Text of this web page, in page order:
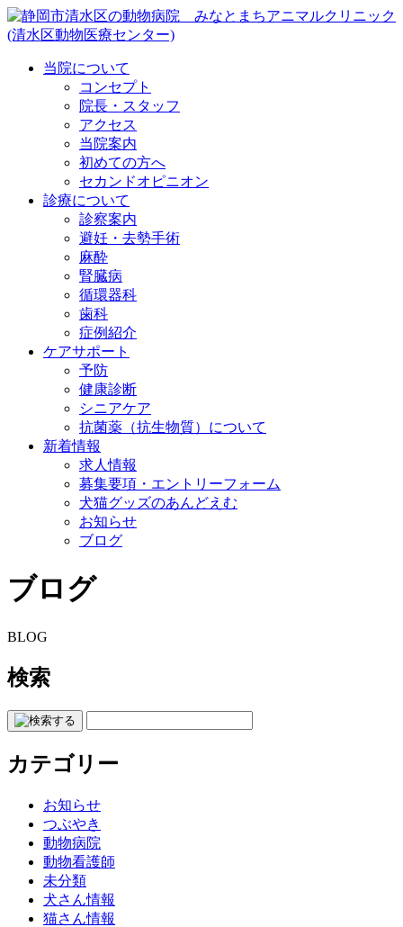
当院について
コンセプト
院長・スタッフ
アクセス
当院案内
初めての方へ
セカンドオピニオン
診療について
診察案内
避妊・去勢手術
麻酔
腎臓病
循環器科
歯科
症例紹介
ケアサポート
予防
健康診断
シニアケア
抗菌薬（抗生物質）について
新着情報
求人情報
募集要項・エントリーフォーム
犬猫グッズのあんどえむ
お知らせ
ブログ
ブログ
BLOG
検索
カテゴリー
お知らせ
つぶやき
動物病院
動物看護師
未分類
犬さん情報
猫さん情報